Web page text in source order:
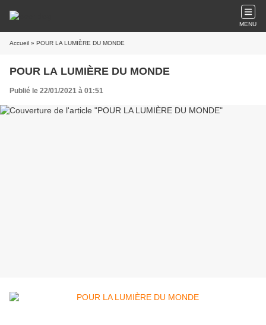
MENU
Accueil » POUR LA LUMIÈRE DU MONDE
POUR LA LUMIÈRE DU MONDE
Publié le 22/01/2021 à 01:51